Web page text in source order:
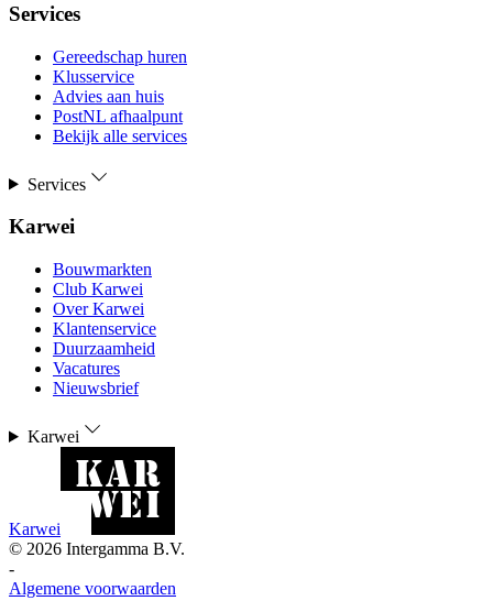
Services
Gereedschap huren
Klusservice
Advies aan huis
PostNL afhaalpunt
Bekijk alle services
Services
Karwei
Bouwmarkten
Club Karwei
Over Karwei
Klantenservice
Duurzaamheid
Vacatures
Nieuwsbrief
Karwei
Karwei
© 2026 Intergamma B.V.
-
Algemene voorwaarden